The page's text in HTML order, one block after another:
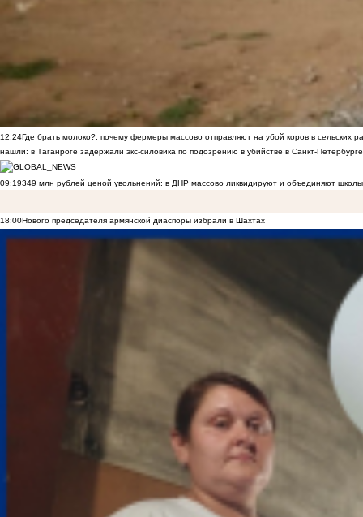
12:24Где брать молоко?: почему фермеры массово отправляют на убой коров в сельских
нашли: в Таганроге задержали экс-силовика по подозрению в убийстве в Санкт-Петербурге
09:19349 млн рублей ценой увольнений: в ДНР массово ликвидируют и объединяют
18:00Нового председателя армянской диаспоры избрали в Шахтах